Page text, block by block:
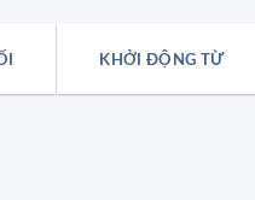
KHỞI ĐỘNG TỪ